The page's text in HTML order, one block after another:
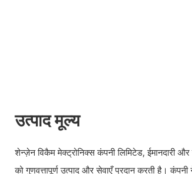
उत्पाद मूल्य
शेन्ज़ेन विकैम मेक्ट्रोनिक्स कंपनी लिमिटेड, ईमानदारी
को गुणवत्तापूर्ण उत्पाद और सेवाएँ प्रदान करती है।